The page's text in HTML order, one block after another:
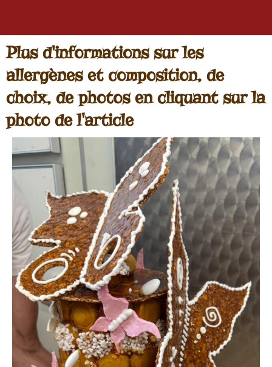
r
m
t
Plus d'informations sur les
allergènes et composition, de
choix, de photos en cliquant sur la
photo de l'article
temps
des
pièces